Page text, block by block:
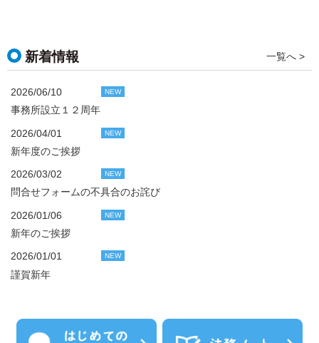
新着情報 一覧へ >
2026/06/10 NEW
事務所設立１２周年
2026/04/01 NEW
新年度のご挨拶
2026/03/02 NEW
問合せフォームの不具合のお詫び
2026/01/06 NEW
新年のご挨拶
2026/01/01 NEW
謹賀新年